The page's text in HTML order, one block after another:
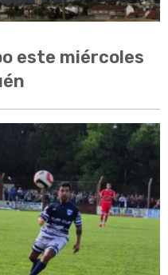
este miércoles